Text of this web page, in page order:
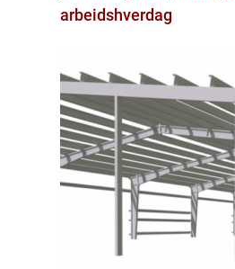
arbeidshverdag